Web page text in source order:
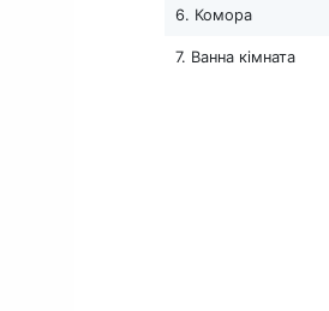
6. Комора
7. Ванна кімната